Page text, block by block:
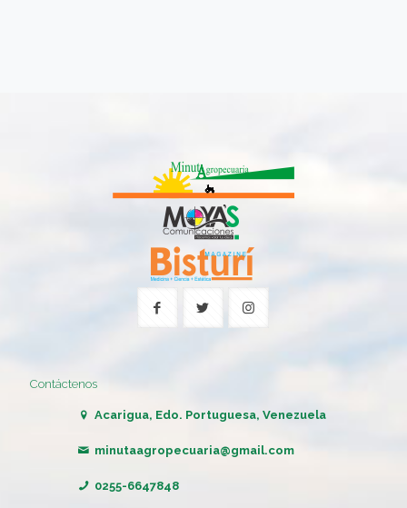
Contáctenos
Acarigua, Edo. Portuguesa, Venezuela
minutaagropecuaria@gmail.com
0255-6647848